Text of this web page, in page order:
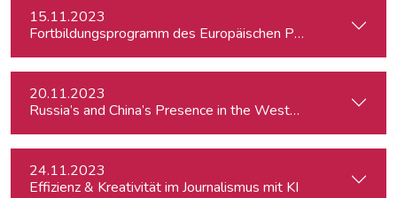
15.11.2023
Fortbildungsprogramm des Europäischen Parlaments für
20.11.2023
24.11.2023
Effizienz & Kreativität im Journalismus mit KI